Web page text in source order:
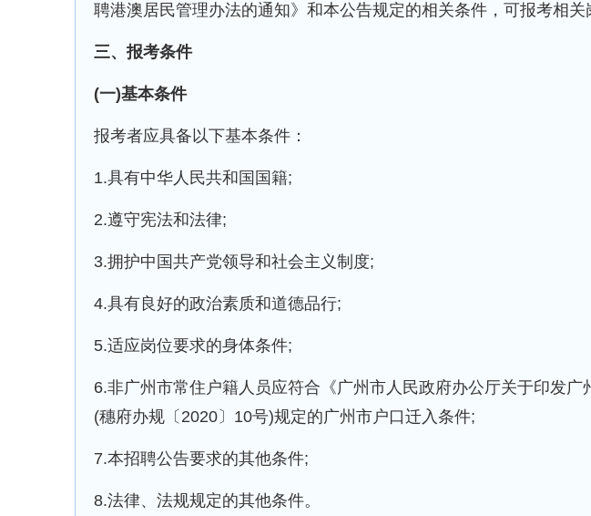
聘港澳居民管理办法的通知》和本公告规定的相关条件，可报考相关
三、报考条件
(一)基本条件
报考者应具备以下基本条件：
1.具有中华人民共和国国籍;
2.遵守宪法和法律;
3.拥护中国共产党领导和社会主义制度;
4.具有良好的政治素质和道德品行;
5.适应岗位要求的身体条件;
6.非广州市常住户籍人员应符合《广州市人民政府办公厅关于印发
(穗府办规〔2020〕10号)规定的广州市户口迁入条件;
7.本招聘公告要求的其他条件;
8.法律、法规规定的其他条件。